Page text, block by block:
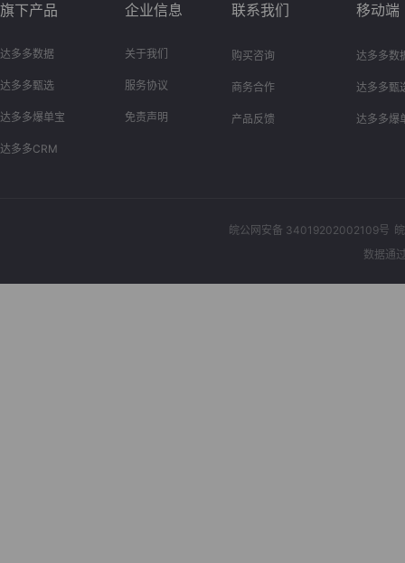
旗下产品
达多多数据
达多多甄选
达多多爆单宝
达多多CRM
企业信息
关于我们
服务协议
免责声明
联系我们
购买咨询
商务合作
产品反馈
移动端
达多多数
达多多甄
达多多爆
皖公网安备 34019202002109号
数据通